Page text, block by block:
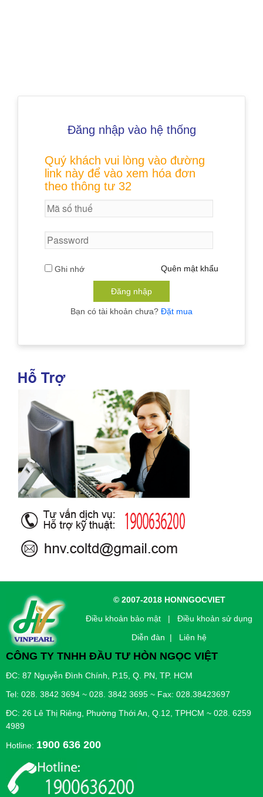
Đăng nhập vào hệ thống
Quý khách vui lòng vào đường
link này để vào xem hóa đơn
theo thông tư 32
Ghi nhớ Quên mật khẩu
Đăng nhập
Bạn có tài khoản chưa? Đặt mua
© 2007-2018 HONNGOCVIET
Điều khoản bảo mật |Điều khoản sử dụng
Diễn đàn | Liên hệ
CÔNG TY TNHH ĐẦU TƯ HÒN NGỌC VIỆT
ĐC: 87 Nguyễn Đình Chính, P.15, Q. PN, TP. HCM
Tel: 028. 3842 3694 ~ 028. 3842 3695 ~ Fax: 028.38423697
ĐC: 26 Lê Thị Riêng, Phường Thới An, Q.12, TPHCM ~ 028. 6259
4989
Hotline: 1900 636 200